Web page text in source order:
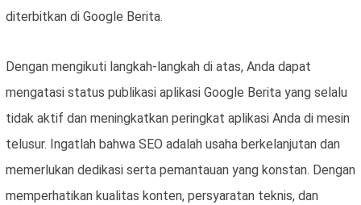
diterbitkan di Google Berita.
Dengan mengikuti langkah-langkah di atas, Anda dapat
mengatasi status publikasi aplikasi Google Berita yang selalu
tidak aktif dan meningkatkan peringkat aplikasi Anda di mesin
telusur. Ingatlah bahwa SEO adalah usaha berkelanjutan dan
memerlukan dedikasi serta pemantauan yang konstan. Dengan
memperhatikan kualitas konten, persyaratan teknis, dan